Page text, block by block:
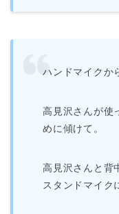
ハンドマイクか
高見沢さんが使
めに傾けて。
高見沢さんと背
スタンドマイク